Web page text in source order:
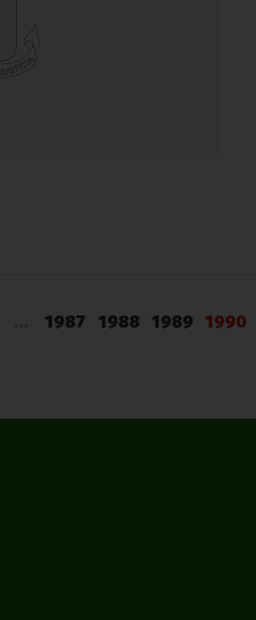
1987 1988 1989 1990